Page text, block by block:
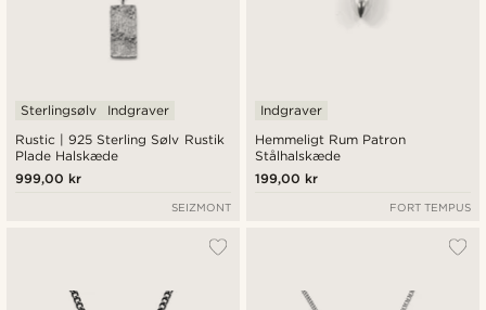
Rustic | 925 Sterling Sølv Rustik
Plade Halskæde
Sterlingsølv Indgraver
999,00 kr
SEIZMONT
Hemmeligt Rum Patron
Stålhalskæde
Indgraver
199,00 kr
FORT TEMPUS